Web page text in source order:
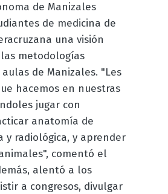
de Manizales
de medicina de
una visión
metodologías
de Manizales. "Les
hacemos en nuestras
jugar con
anatomía de
y radiológica, y aprender
comentó el
alentó a los
a congresos, divulgar